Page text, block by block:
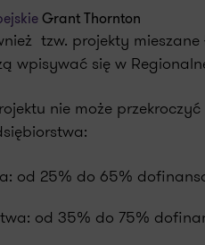
Grant Thornton
tzw. projekty
wpisywać się w
nie może
od 25% do 65%
od 35% do 75%